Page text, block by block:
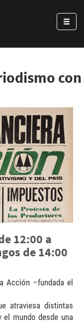
con
12:00 a
de 14:00
Acción –fundada el
atraviesa distintas
el mundo desde una